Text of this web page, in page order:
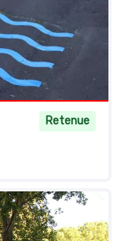
Retenue